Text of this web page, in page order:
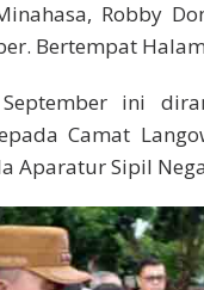
Robby
Bertempat
ini
Camat
Aparatur Sipil